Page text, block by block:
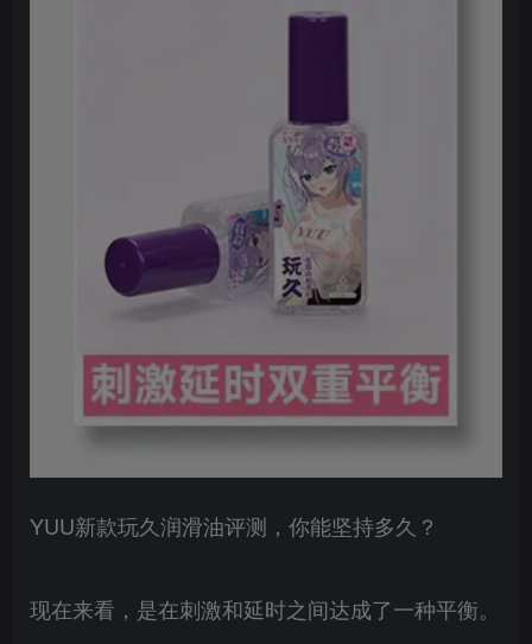
YUU新款玩久润滑油评测，你能坚持多久？
现在来看，是在刺激和延时之间达成了一种平衡。